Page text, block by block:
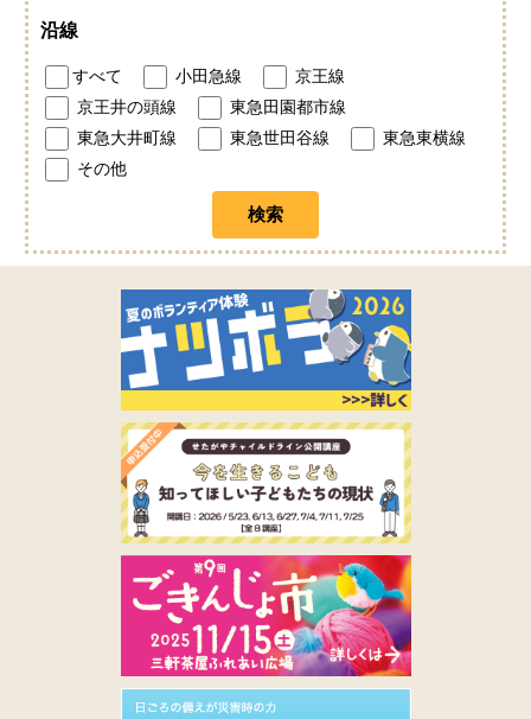
沿線
すべて 小田急線
京王線
京王井の頭線
東急田園都市線
東急大井町線
東急世田谷線
東急東横線
その他